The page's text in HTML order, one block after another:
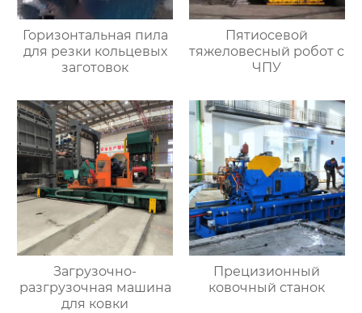
Горизонтальная пила
для резки кольцевых
заготовок
Пятиосевой
тяжеловесный робот с
ЧПУ
Загрузочно-
разгрузочная машина
для ковки
Прецизионный
ковочный станок